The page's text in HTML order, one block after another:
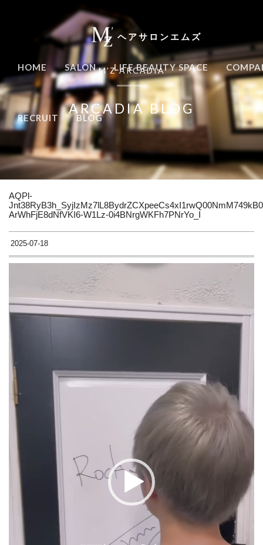
ヘアサロンエムズ
HOME SALON LIFE BEAUTY SPACE
RECRUIT BLOG
M'Z ARCADIA
ARCADIA BLOG
AQPl-
ArWhFjE8dNfVKI6-W1Lz-0i4BNrgWKFh7PNrYo_I
2025-07-18
レ
ヤ
ー